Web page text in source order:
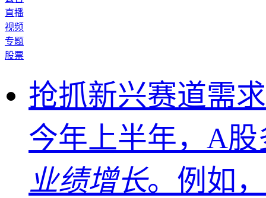
直播
视频
专题
股票
抢抓新兴赛道需
今年上半年，A
业绩增长。例如